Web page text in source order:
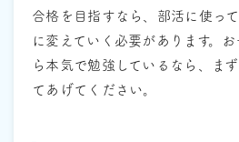
合格を目指すなら、部活に使っ
に変えていく必要があります。
ら本気で勉強しているなら、ま
てあげてください。